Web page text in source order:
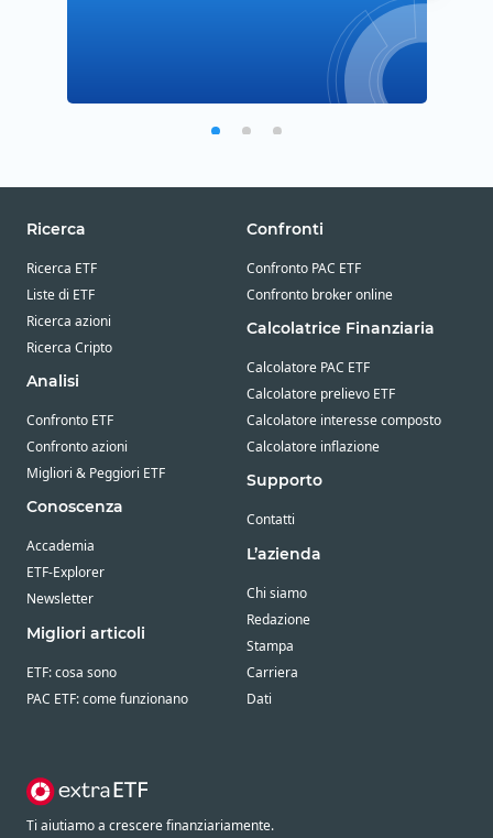
Ricerca
Ricerca ETF
Liste di ETF
Ricerca azioni
Ricerca Cripto
Analisi
Confronto ETF
Confronto azioni
Migliori & Peggiori ETF
Conoscenza
Accademia
ETF-Explorer
Newsletter
Migliori articoli
ETF: cosa sono
PAC ETF: come funzionano
Confronti
Confronto PAC ETF
Confronto broker online
Calcolatrice Finanziaria
Calcolatore PAC ETF
Calcolatore prelievo ETF
Calcolatore interesse composto
Calcolatore inflazione
Supporto
Contatti
L’azienda
Chi siamo
Redazione
Stampa
Carriera
Dati
Ti aiutiamo a crescere finanziariamente.